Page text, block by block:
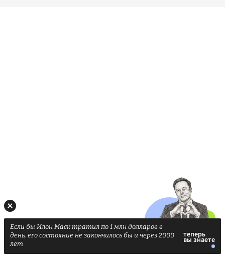
Если бы Илон Маск тратил по 1 млн долларов в
день, его состояние не закончилось бы и через 2000
лет